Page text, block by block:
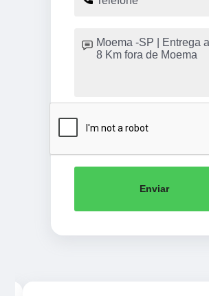
Enviar